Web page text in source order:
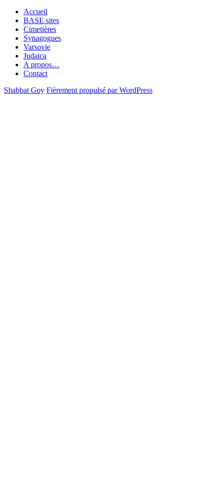
Accueil
BASE sites
Cimetières
Synagogues
Varsovie
Judaica
A propos…
Contact
Shabbat Goy Fièrement propulsé par WordPress